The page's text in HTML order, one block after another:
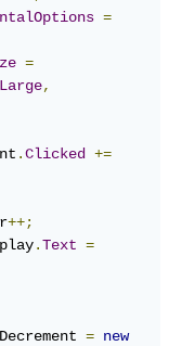
=
=
Large,
.Clicked
+=
++;
.Text =
= new